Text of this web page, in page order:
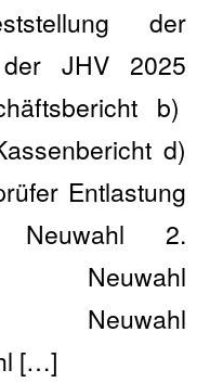
der
der JHV 2025
b)
d)
Entlastung
Neuwahl 2.
Neuwahl
Neuwahl
[…]